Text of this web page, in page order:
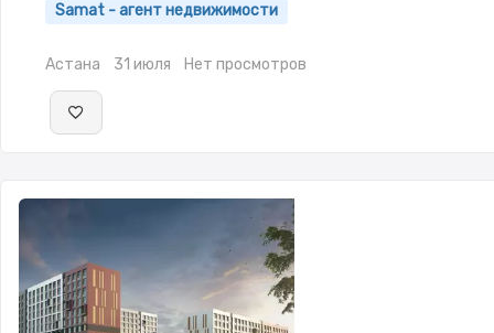
Samat - агент недвижимости
Астана 31 июля Нет просмотров